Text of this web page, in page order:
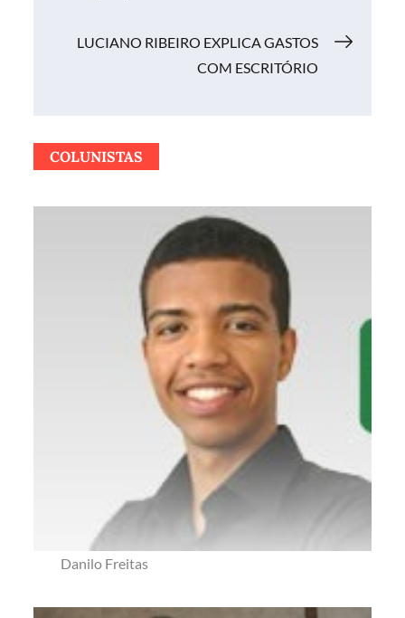
LUCIANO RIBEIRO EXPLICA GASTOS
COM ESCRITÓRIO
COLUNISTAS
Danilo Freitas